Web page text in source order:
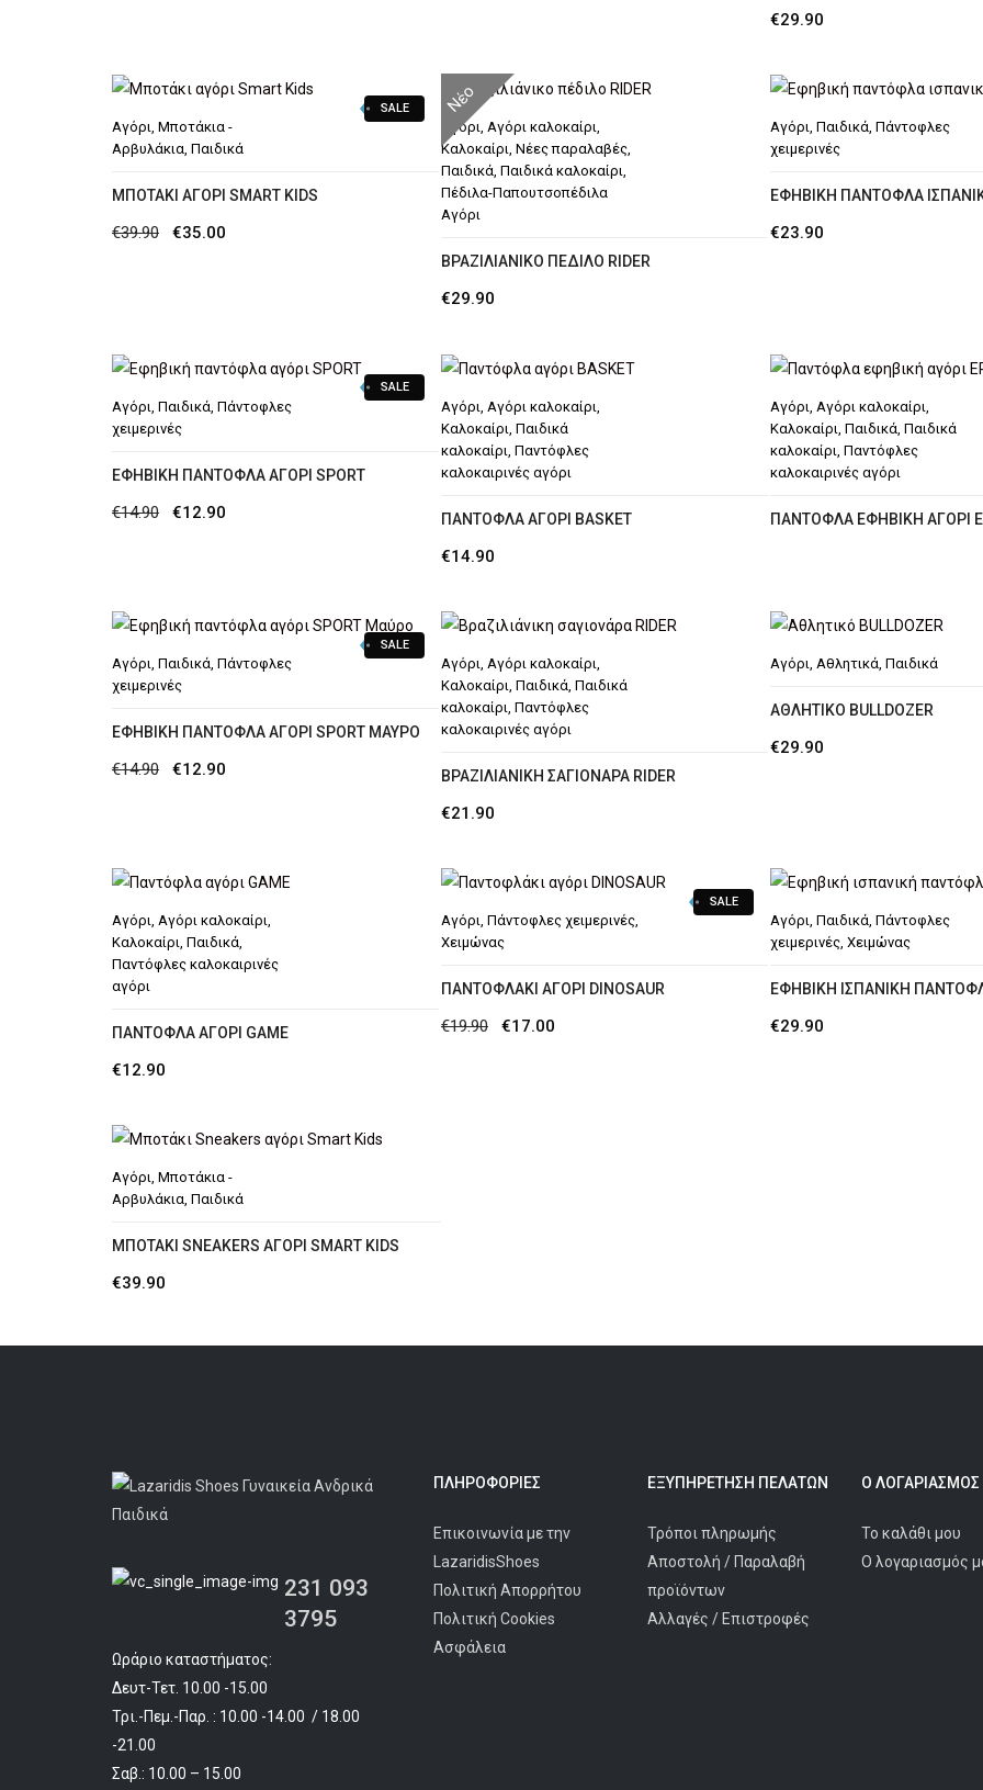
€29.90
SALE
Αγόρι, Μποτάκια -
Αρβυλάκια, Παιδικά
MΠΟΤΆΚΙ ΑΓΌΡΙ SMART KIDS
€39.90
Original
€35.00
€35.00.
Νέο
Αγόρι, Αγόρι καλοκαίρι,
Καλοκαίρι, Νέες παραλαβές,
Παιδικά, Παιδικά καλοκαίρι,
Πέδιλα-Παπουτσοπέδιλα
Αγόρι
ΒΡΑΖΙΛΙΆΝΙΚΟ ΠΈΔΙΛΟ RIDER
€29.90
Αγόρι, Παιδικά, Πάντοφλες
χειμερινές
ΕΦΗΒΙΚΉ ΠΑΝΤΌΦΛΑ
€23.90
SALE
Αγόρι Παιδικά Πάντοφλες
χειμερινές
ΕΦΗΒΙΚΉ ΠΑΝΤΌΦΛΑ ΑΓΌΡΙ SPORT
€14.90
Original
€12.90
Αγόρι Αγόρι καλοκαίρι
Καλοκαίρι Παιδικά
καλοκαίρι Παντόφλες
καλοκαιρινές αγόρι
ΠΑΝΤΌΦΛΑ ΑΓΌΡΙ BASKET
€14.90
Αγόρι Αγόρι καλοκαίρι
Καλοκαίρι Παιδικά Παιδικά
καλοκαίρι Παντόφλες
καλοκαιρινές αγόρι
ΠΑΝΤΌΦΛΑ ΕΦΗΒΙΚΉ ΑΓΌΡΙ
SALE
Αγόρι Παιδικά Πάντοφλες
χειμερινές
ΕΦΗΒΙΚΉ ΠΑΝΤΌΦΛΑ ΑΓΌΡΙ SPORT MΑΎΡΟ
€14.90
Original
€12.90
Αγόρι Αγόρι καλοκαίρι
Καλοκαίρι Παιδικά Παιδικά
καλοκαίρι Παντόφλες
καλοκαιρινές αγόρι
ΒΡΑΖΙΛΙΆΝΙΚΗ ΣΑΓΙΟΝΆΡΑ RIDER
€21.90
Αγόρι Αθλητικά Παιδικά
ΑΘΛΗΤΙΚΌ BULLDOZER
€29.90
Αγόρι, Αγόρι καλοκαίρι,
Καλοκαίρι, Παιδικά,
Παντόφλες καλοκαιρινές
αγόρι
ΠΑΝΤΌΦΛΑ ΑΓΌΡΙ GAME
€12.90
SALE
Αγόρι, Πάντοφλες χειμερινές,
Χειμώνας
ΠΑΝΤΟΦΛΆΚΙ ΑΓΌΡΙ DINOSAUR
€19.90
Original
€17.00
Αγόρι, Παιδικά, Πάντοφλες
χειμερινές, Χειμώνας
ΕΦΗΒΙΚΉ ΙΣΠΑΝΙΚΉ
€29.90
Αγόρι, Μποτάκια -
Αρβυλάκια, Παιδικά
MΠΟΤΆΚΙ SNEAKERS ΑΓΌΡΙ SMART KIDS
€39.90
231 093
3795
Ωράριο καταστήματος:
Δευτ-Τετ. 10.00 -15.00
Τρι.-Πεμ.-Παρ. : 10.00 -14.00 / 18.00
-21.00
Σαβ.: 10.00 – 15.00
ΠΛΗΡΟΦΟΡΊΕΣ
Επικοινωνία με την
LazaridisShoes
Πολιτική Απορρήτου
Πολιτική Cookies
Ασφάλεια
ΕΞΥΠΗΡΈΤΗΣΗ ΠΕΛΑΤΩΝ
Τρόποι πληρωμής
Αποστολή / Παραλαβή
προϊόντων
Αλλαγές / Επιστροφές
Ο
Το καλάθι μου
Ο λογαριασμός